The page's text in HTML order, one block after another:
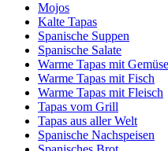
Mojos
Kalte Tapas
Spanische Suppen
Spanische Salate
Warme Tapas mit Gemüse
Warme Tapas mit Fisch
Warme Tapas mit Fleisch
Tapas vom Grill
Tapas aus aller Welt
Spanische Nachspeisen